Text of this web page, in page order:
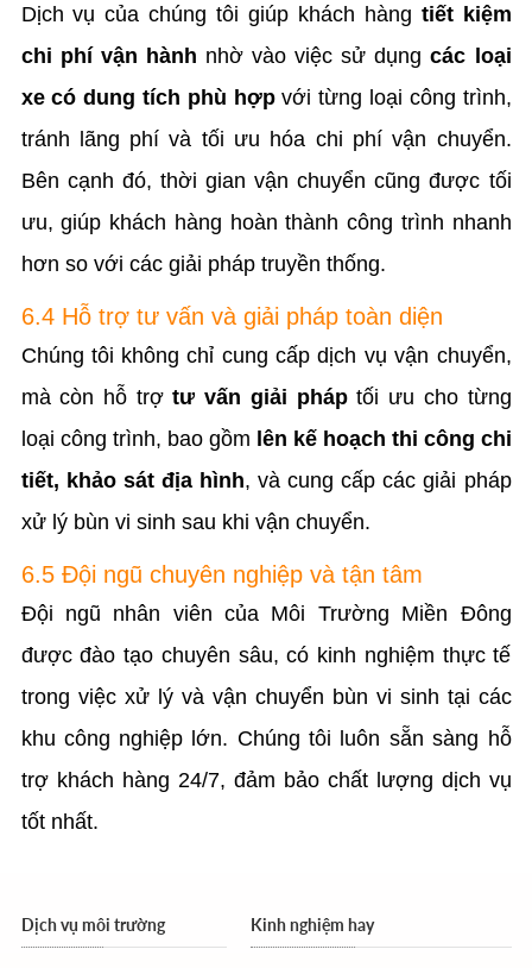
Dịch vụ của chúng tôi giúp khách hàng tiết kiệm
chi phí vận hành nhờ vào việc sử dụngcác loại
xe có dung tích phù hợpvới từng loại công trình,
tránh lãng phí và tối ưu hóa chi phí vận chuyển.
Bên cạnh đó, thời gian vận chuyển cũng được tối
ưu, giúp khách hàng hoàn thành công trình nhanh
hơn so với các giải pháp truyền thống.
6.4 Hỗ trợ tư vấn và giải pháp toàn diện
Chúng tôi không chỉ cung cấp dịch vụ vận chuyển,
mà còn hỗ trợtư vấn giải pháptối ưu cho từng
loại công trình, bao gồm lên kế hoạch thi công chi
tiết, khảo sát địa hình, và cung cấp các giải pháp
xử lý bùn vi sinh sau khi vận chuyển.
6.5 Đội ngũ chuyên nghiệp và tận tâm
Đội ngũ nhân viên của Môi Trường Miền Đông
được đào tạo chuyên sâu, có kinh nghiệm thực tế
trong việc xử lý và vận chuyển bùn vi sinh tại các
khu công nghiệp lớn. Chúng tôi luôn sẵn sàng hỗ
trợ khách hàng 24/7, đảm bảo chất lượng dịch vụ
tốt nhất.
Dịch vụ môi trường Kinh nghiệm hay